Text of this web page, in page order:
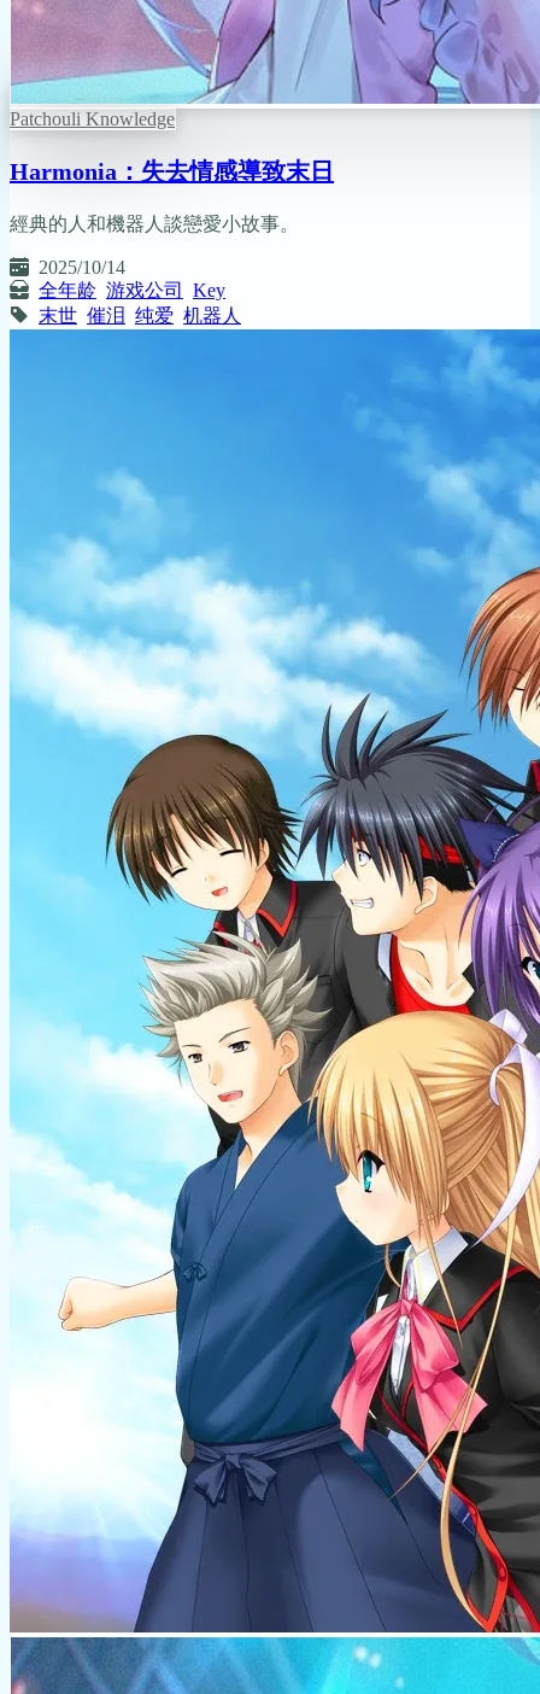
Patchouli Knowledge
Harmonia：失去情感導致末日
經典的人和機器人談戀愛小故事。
2025/10/14
全年龄 游戏公司
Key
末世 催泪 纯爱 机器人